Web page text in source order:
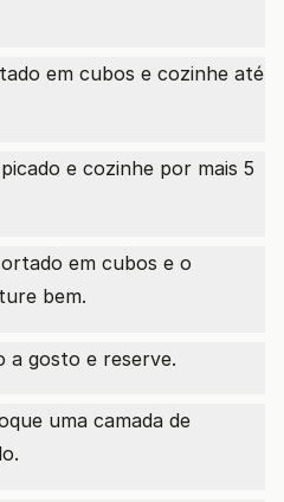
em cubos e cozinhe até
e cozinhe por mais 5
em cubos e o
bem.
a gosto e reserve.
uma camada de